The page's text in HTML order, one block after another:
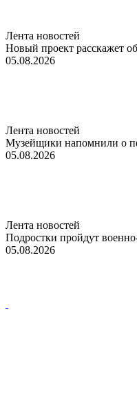
Лента новостей
Новый проект расскажет
05.08.2026
Лента новостей
Музейщики напомнили о
05.08.2026
Лента новостей
Подростки пройдут
05.08.2026